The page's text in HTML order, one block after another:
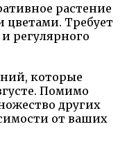
растение
цветами. Требует
регулярного
которые
Помимо
других
от ваших